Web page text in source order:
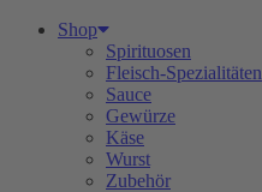
Shop
Spirituosen
Fleisch-Spezialitäten
Sauce
Gewürze
Käse
Wurst
Zubehör